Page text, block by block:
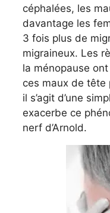
céphalées, les
davantage les
3 fois plus de
migraineux. Les
la ménopause
ces maux de tête
il s’agit d’une
exacerbe ce
nerf d’Arnold.